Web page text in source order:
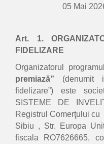
05 Mai
Art. 1.
FIDELIZARE
Organizatorul
premiază” (denumit
fidelizare”) este
SISTEME DE
Registrul Comerţului
Sibiu , Str. Europa
fiscala RO7626665,